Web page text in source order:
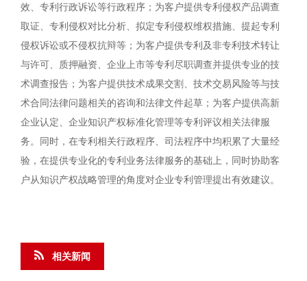
效、专利行政诉讼等行政程序；为客户提供专利侵权产品调查
取证、专利侵权对比分析、拟定专利侵权维权措施、提起专利
侵权诉讼或不侵权抗辩等；为客户提供专利及非专利技术转让
与许可、质押融资、企业上市等专利尽职调查并提供专业的技
术调查报告；为客户提供技术成果交割、技术交易风险等与技
术合同法律问题相关的咨询和法律文件起草；为客户提供高新
企业认定、企业知识产权标准化管理等专利评议相关法律服
务。同时，在专利相关行政程序、司法程序中均积累了大量经
验，在提供专业化的专利业务法律服务的基础上，同时协助客
户从知识产权战略管理的角度对企业专利管理提出有效建议。
相关新闻